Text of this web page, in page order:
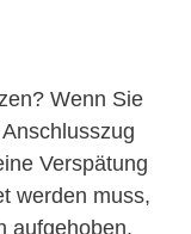
Wenn Sie
Verspätung
werden muss,
aufgehoben.